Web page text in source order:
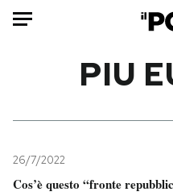
Mondo
Politica
PIU
26/7/2022
Cos’è questo “fronte